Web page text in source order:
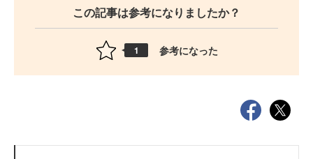
この記事は参考になりましたか？
1 参考になった